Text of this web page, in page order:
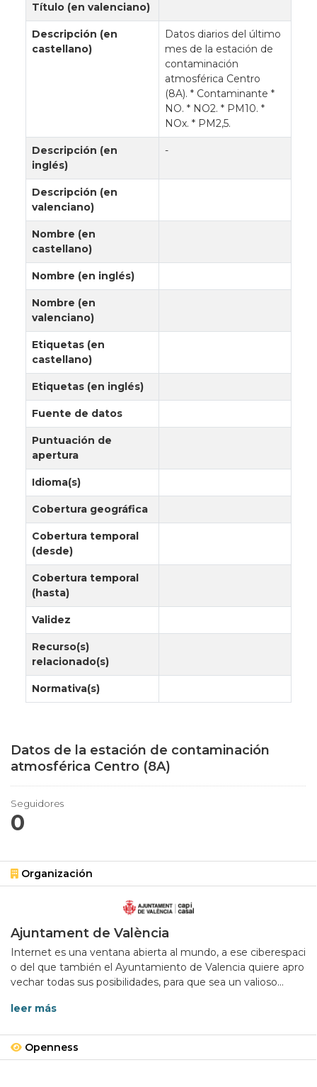
Datos de la estación de contaminación
atmosférica Centro (8A)
Seguidores
0
Organización
Ajuntament de València
Internet es una ventana abierta al mundo, a ese ciberespaci
o del que también el Ayuntamiento de Valencia quiere apro
vechar todas sus posibilidades, para que sea un valioso...
leer más
Openness
Título (en valenciano)
Descripción (en
castellano)
Datos diarios del último
mes de la estación de
contaminación
atmosférica Centro
(8A). * Contaminante *
NO. * NO2. * PM10. *
NOx. * PM2,5.
Descripción (en
inglés)
-
Descripción (en
valenciano)
Nombre (en
castellano)
Nombre (en inglés)
Nombre (en
valenciano)
Etiquetas (en
castellano)
Etiquetas (en inglés)
Fuente de datos
Puntuación de
apertura
Idioma(s)
Cobertura geográfica
Cobertura temporal
(desde)
Cobertura temporal
(hasta)
Validez
Recurso(s)
relacionado(s)
Normativa(s)